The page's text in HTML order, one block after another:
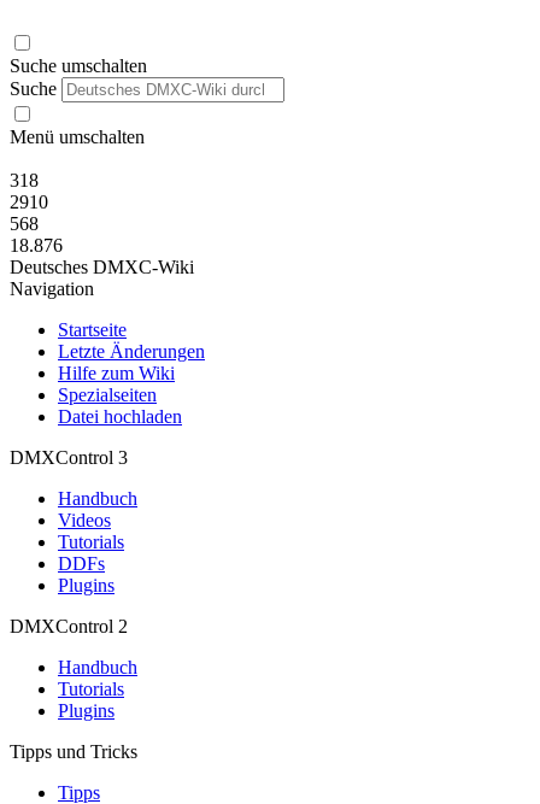
Suche umschalten
Suche
Menü umschalten
318
2910
568
18.876
Deutsches DMXC-Wiki
Navigation
Startseite
Letzte Änderungen
Hilfe zum Wiki
Spezialseiten
Datei hochladen
DMXControl 3
Handbuch
Videos
Tutorials
DDFs
Plugins
DMXControl 2
Handbuch
Tutorials
Plugins
Tipps und Tricks
Tipps